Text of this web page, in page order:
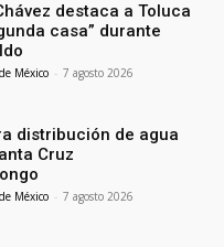
destaca a Toluca
casa” durante
México - 7 agosto 2026
distribución de agua
Cruz
México - 7 agosto 2026